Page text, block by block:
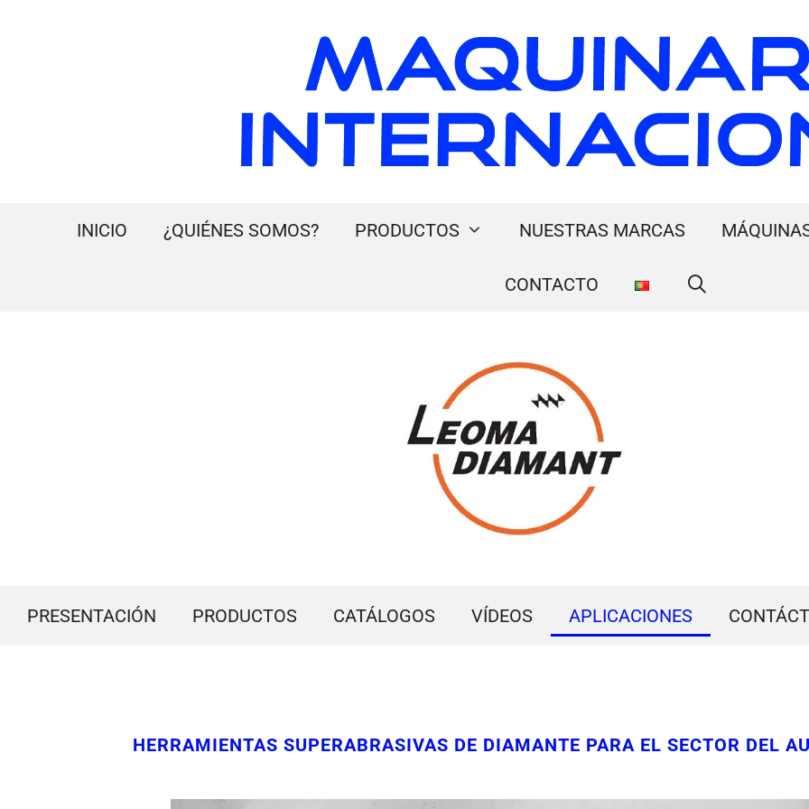
INICIO ¿QUIÉNES SOMOS? PRODUCTOS NUESTRAS MARCAS
CONTACTO
PRESENTACIÓN PRODUCTOS CATÁLOGOS VÍDEOS APLICACIONES
HERRAMIENTAS SUPERABRASIVAS DE DIAMANTE PARA EL SECTOR DEL